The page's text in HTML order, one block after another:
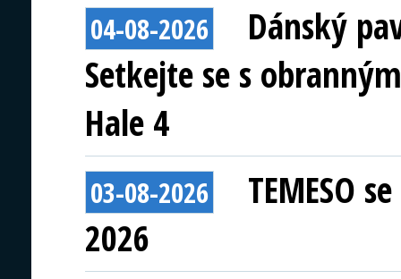
04-08-2026
Dánský
Setkejte se s
Hale 4
03-08-2026
TEMESO
2026